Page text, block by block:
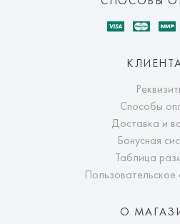
Способы
Доставка и
Бонусная
Таблица
Пользовательское
О